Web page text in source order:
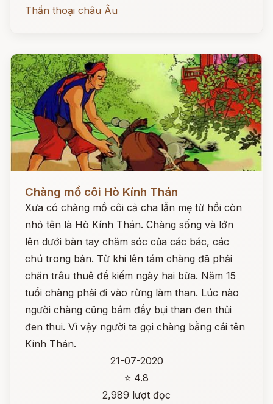
Thần thoại châu Âu
Chàng mồ côi Hò Kính Thán
Xưa có chàng mồ côi cả cha lẫn mẹ từ hồi còn
nhỏ tên là Hò Kính Thán. Chàng sống và lớn
lên dưới bàn tay chăm sóc của các bác, các
chú trong bản. Từ khi lên tám chàng đã phải
chăn trâu thuê để kiếm ngày hai bữa. Năm 15
tuổi chàng phải đi vào rừng làm than. Lúc nào
người chàng cũng bám đầy bụi than đen thủi
đen thui. Vì vậy người ta gọi chàng bằng cái tên
Kính Thán.
21-07-2020
⭐ 4.8
2,989 lượt đọc